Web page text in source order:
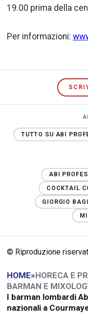
19.00 prima della
Per informazioni:
TUTTO SU ABI
ABI
COCKTAIL
GIORGIO
© Riproduzione
HOME»HORECA E
BARMAN E
I barman lombardi
nazionali a